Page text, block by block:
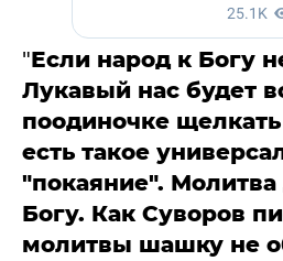
"Если народ к Богу
Лукавый нас будет
поодиночке
есть такое
"покаяние".
Богу. Как Суворов
молитвы шашку не